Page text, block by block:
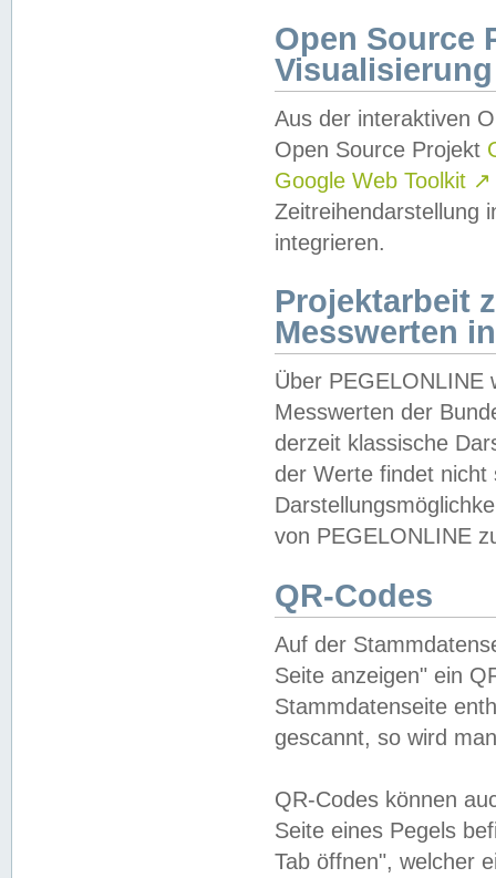
Open Source
Visualisierung
Aus der interaktiven
Open Source Projekt
Google Web Toolkit ↗
Zeitreihendarstellung
integrieren.
Projektarbeit
Messwerten
Über PEGELONLINE
Messwerten der
derzeit klassische
der Werte findet
von PEGELONLINE
QR-Codes
Auf der
Seite anzeigen" ein
Stammdatenseite
gescannt, so wird
QR-Codes können
Seite eines Pegels
Tab öffnen", welcher